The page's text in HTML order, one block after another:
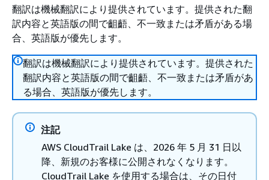
翻訳は機械翻訳により提供されています。提供された翻
訳内容と英語版の間で齟齬、不一致または矛盾がある場
合、英語版が優先します。
翻訳は機械翻訳により提供されています。提供された
翻訳内容と英語版の間で齟齬、不一致または矛盾があ
る場合、英語版が優先します。
注記
AWS CloudTrail Lake は、2026 年 5 月 31 日以
降、新規のお客様に公開されなくなります。
CloudTrail Lake を使用する場合は、その日付